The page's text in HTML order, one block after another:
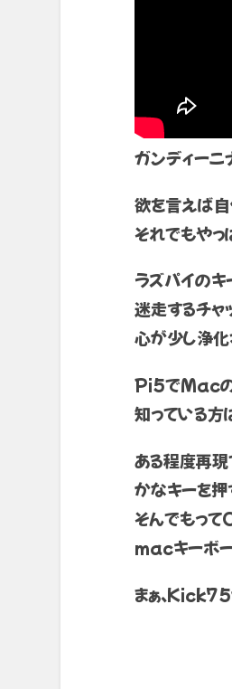
ガンディーニ
欲を言えば自
それでもやっ
ラズパイのキ
迷走するチャ
心が少し浄化
Pi5でMacの
知っている方
ある程度再現
かなキーを押
そんでもって
macキーボ
まぁ、